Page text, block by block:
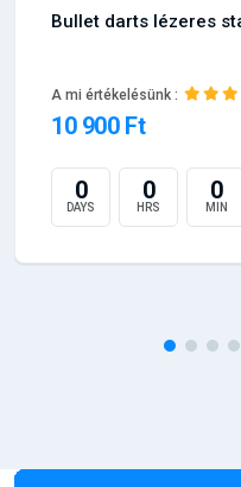
Bullet darts lézeres
A mi értékelésünk :
10 900 Ft
0
DAYS
0
HRS
0
MIN